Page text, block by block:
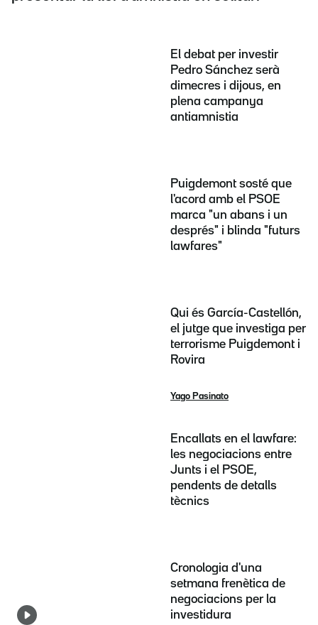
El debat per investir
Pedro Sánchez serà
dimecres i dijous, en
plena campanya
antiamnistia
Puigdemont sosté que
l'acord amb el PSOE
marca "un abans i un
després" i blinda "futurs
lawfares"
Qui és García-Castellón,
el jutge que investiga per
terrorisme Puigdemont i
Rovira
Yago Pasinato
Encallats en el lawfare:
les negociacions entre
Junts i el PSOE,
pendents de detalls
tècnics
Cronologia d'una
setmana frenètica de
negociacions per la
investidura